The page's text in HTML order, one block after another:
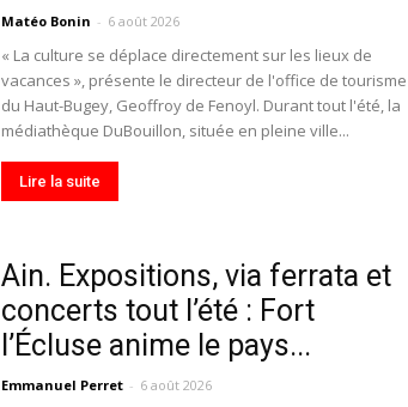
Matéo Bonin - 6 août 2026
« La culture se déplace directement sur les lieux de
vacances », présente le directeur de l'office de tourisme
du Haut-Bugey, Geoffroy de Fenoyl. Durant tout l'été, la
médiathèque DuBouillon, située en pleine ville...
Lire la suite
Ain. Expositions, via ferrata et
concerts tout l’été : Fort
l’Écluse anime le pays...
Emmanuel Perret - 6 août 2026